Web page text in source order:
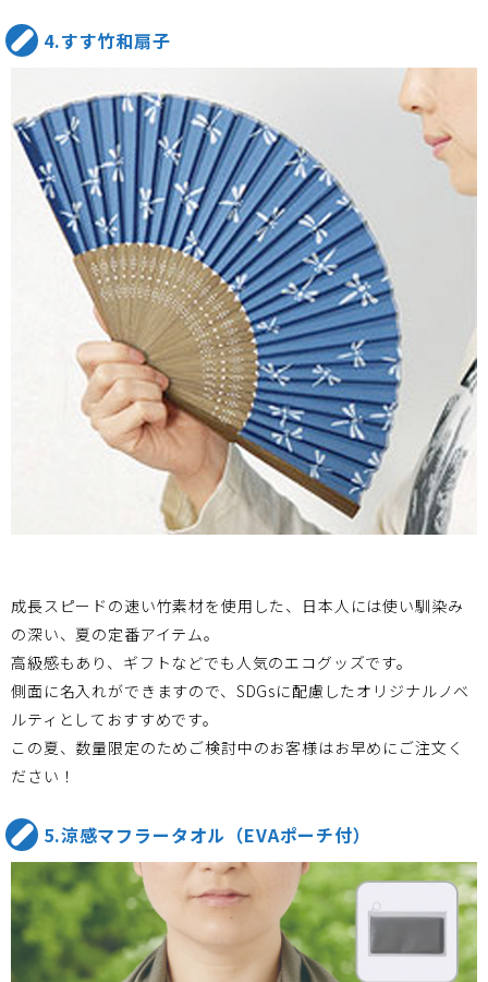
4.すす竹和扇子
成長スピードの速い竹素材を使用した、日本人には使い馴染み
の深い、夏の定番アイテム。
高級感もあり、ギフトなどでも人気のエコグッズです。
側面に名入れができますので、SDGsに配慮したオリジナルノベ
ルティとしておすすめです。
この夏、数量限定のためご検討中のお客様はお早めにご注文く
ださい！
5.涼感マフラータオル（EVAポーチ付）